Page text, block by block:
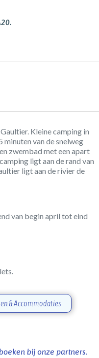
Kleine camping in
van de snelweg
zwembad met een apart
ligt aan de rand van
ligt aan de rivier de
van begin april tot eind
& Accommodaties
bij onze partners.